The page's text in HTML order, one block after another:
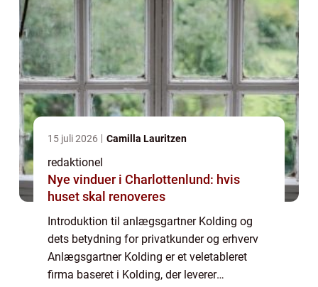
15 juli 2026 Camilla Lauritzen
redaktionel
Nye vinduer i Charlottenlund: hvis
huset skal renoveres
Introduktion til anlægsgartner Kolding og
dets betydning for privatkunder og erhverv
Anlægsgartner Kolding er et veletableret
firma baseret i Kolding, der leverer